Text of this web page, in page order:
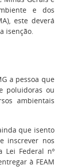
e dos
este deverá
isenção.
a pessoa que
poluidoras ou
ambientais
que isento
inscrever nos
Lei Federal nº
à FEAM